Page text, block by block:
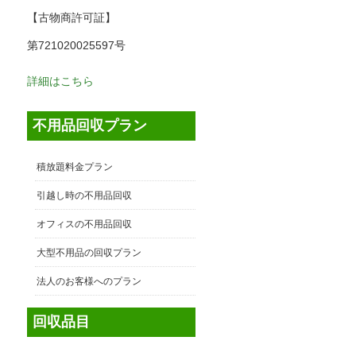
【古物商許可証】
第721020025597号
詳細はこちら
不用品回収プラン
積放題料金プラン
引越し時の不用品回収
オフィスの不用品回収
大型不用品の回収プラン
法人のお客様へのプラン
回収品目